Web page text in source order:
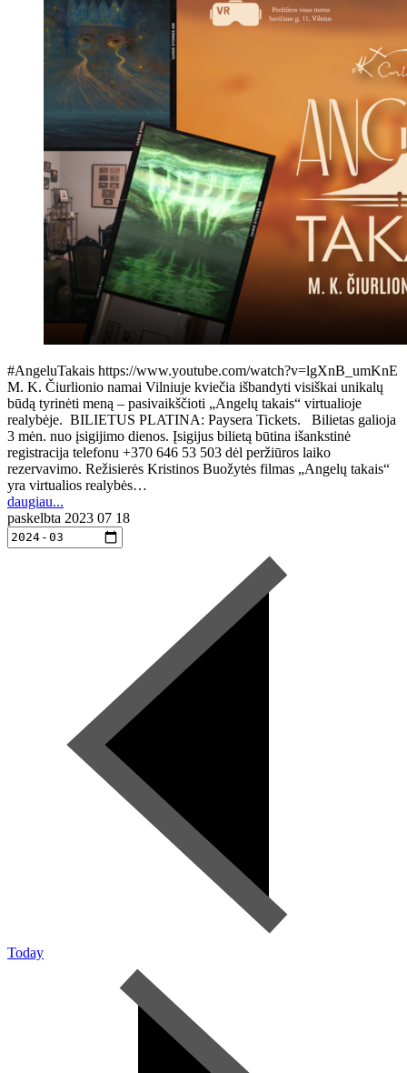
#AngeluTakais https://www.youtube.com/watch?v=lgXnB_umKnE
M. K. Čiurlionio namai Vilniuje kviečia išbandyti visiškai unikalų
būdą tyrinėti meną – pasivaikščioti „Angelų takais“ virtualioje
realybėje. BILIETUS PLATINA: Paysera Tickets. Bilietas galioja
3 mėn. nuo įsigijimo dienos. Įsigijus bilietą būtina išankstinė
registracija telefonu +370 646 53 503 dėl peržiūros laiko
rezervavimo. Režisierės Kristinos Buožytės filmas „Angelų takais“
yra virtualios realybės…
daugiau...
paskelbta 2023 07 18
Today